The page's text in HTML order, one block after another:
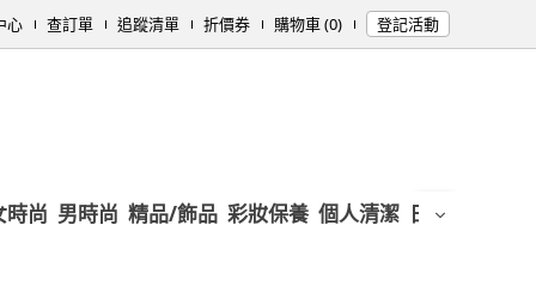
心 查訂單 追蹤清單 折價券 購物車 (0) 登記活動
時尚 男時尚 精品/飾品 彩妝保養 個人清潔 日用/紙品